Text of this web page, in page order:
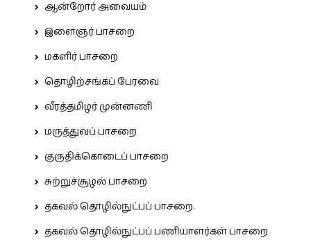
ஆன்றோர் அவையம்
இளைஞர் பாசறை
மகளிர் பாசறை
தொழிற்சங்கப் பேரவை
வீரத்தமிழர் முன்னணி
மருத்துவப் பாசறை
குருதிக்கொடைப் பாசறை
சுற்றுச்சூழல் பாசறை
தகவல் தொழில்நுட்பப் பாசறை.
தகவல் தொழில்நுட்பப் பணியாளர்கள் பாசறை